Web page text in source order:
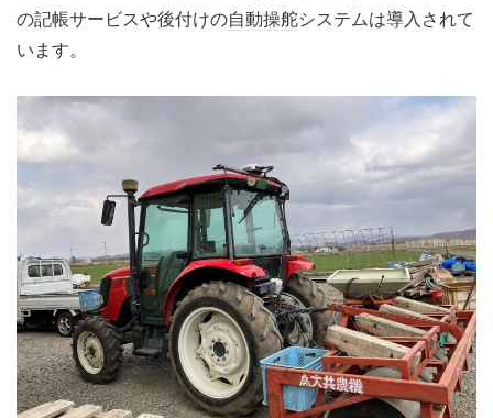
の記帳サービスや後付けの自動操舵システムは導入されて
います。